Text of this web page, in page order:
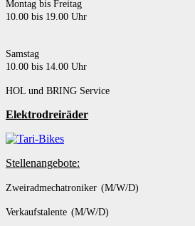
Montag bis Freitag
10.00 bis 19.00 Uhr
Samstag
10.00 bis 14.00 Uhr
HOL und BRING Service
Elektrodreiräder
Stellenangebote:
Zweiradmechatroniker (M/W/D)
Verkaufstalente (M/W/D)